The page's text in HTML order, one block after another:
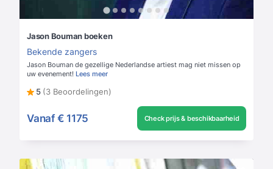
Jason Bouman boeken
Bekende zangers
Jason Bouman de gezellige Nederlandse artiest mag niet missen op
uw evenement! Lees meer
5 (3 Beoordelingen)
Vanaf € 1175 Check prijs & beschikbaarheid